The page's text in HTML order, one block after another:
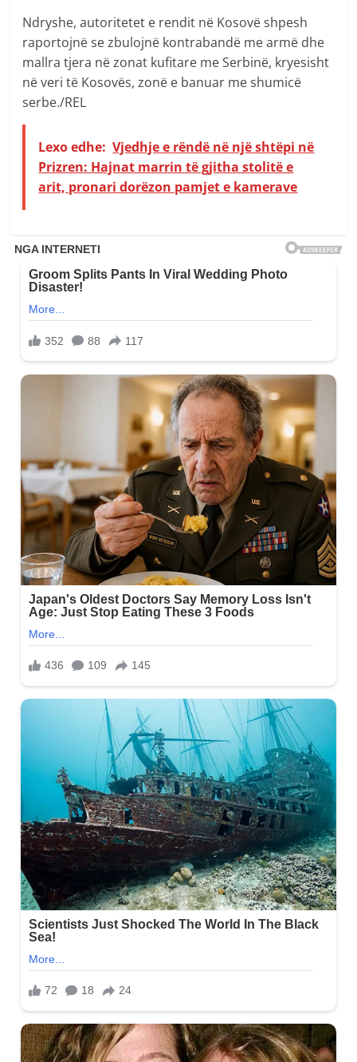
Ndryshe, autoritetet e rendit në Kosovë shpesh
raportojnë se zbulojnë kontrabandë me armë dhe
mallra tjera në zonat kufitare me Serbinë, kryesisht
në veri të Kosovës, zonë e banuar me shumicë
serbe./REL
Lexo edhe: Vjedhje e rëndë në një shtëpi në
Prizren: Hajnat marrin të gjitha stolitë e
arit, pronari dorëzon pamjet e kamerave